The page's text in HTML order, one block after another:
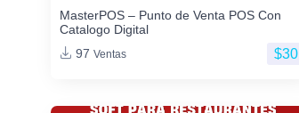
MasterPOS – Punto de Venta POS Con
Catalogo Digital
97 Ventas $30